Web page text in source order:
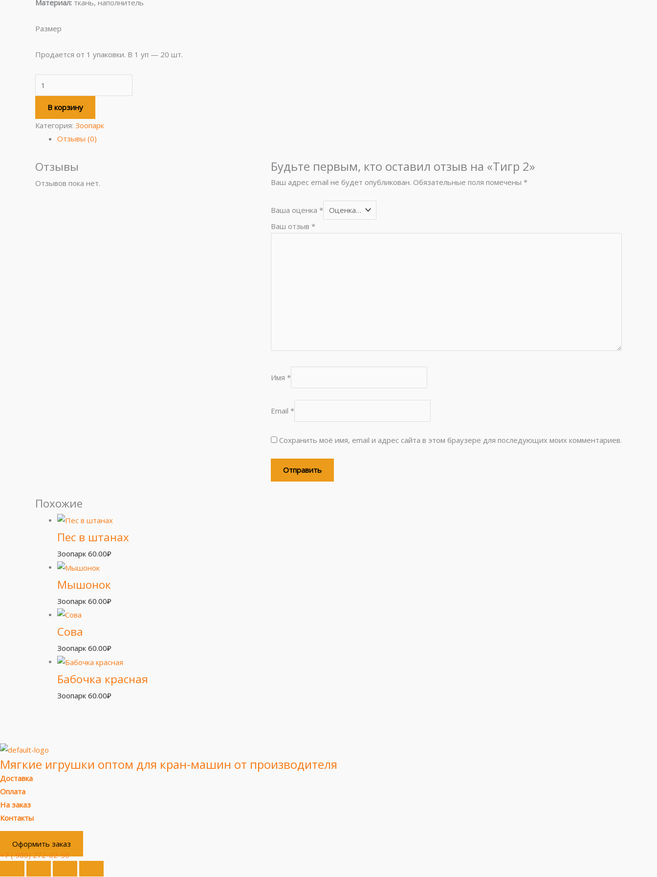
Материал: ткань, наполнитель
Размер
Продается от 1 упаковки. В 1 уп — 20 шт.
В корзину
Категория: Зоопарк
Отзывы (0)
Отзывы
Отзывов пока нет.
Будьте первым, кто оставил отзыв на «Тигр 2»
Ваш адрес email не будет опубликован. Обязательные поля помечены *
Ваша оценка *
Ваш отзыв *
Имя *
Email *
Сохранить моё имя, email и адрес сайта в этом браузере для последующих моих комментариев.
Похожие
Пес в штанах
Зоопарк 60.00₽
Мышонок
Зоопарк 60.00₽
Сова
Зоопарк 60.00₽
Бабочка красная
Зоопарк 60.00₽
Мягкие игрушки оптом для кран-машин от производителя
Доставка
Оплата
На заказ
Контакты
Оформить заказ
+7 ( 900) 272-02-50